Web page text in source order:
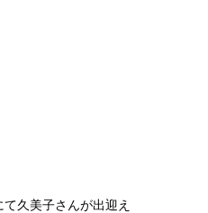
久美子さんが出迎え